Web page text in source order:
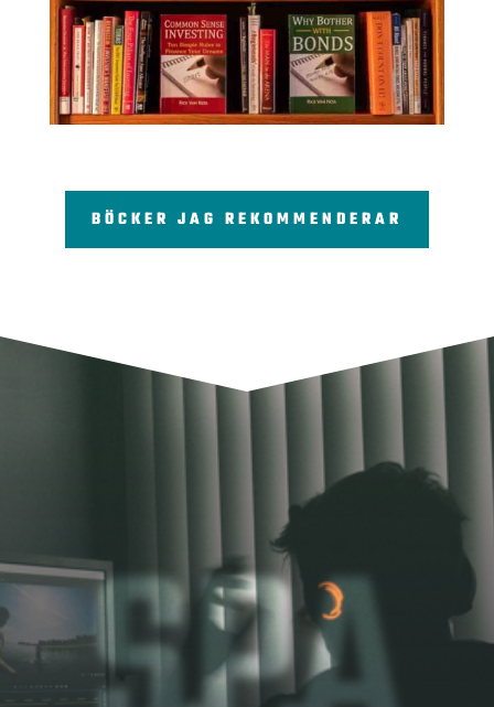
BÖCKER JAG REKOMMENDERAR